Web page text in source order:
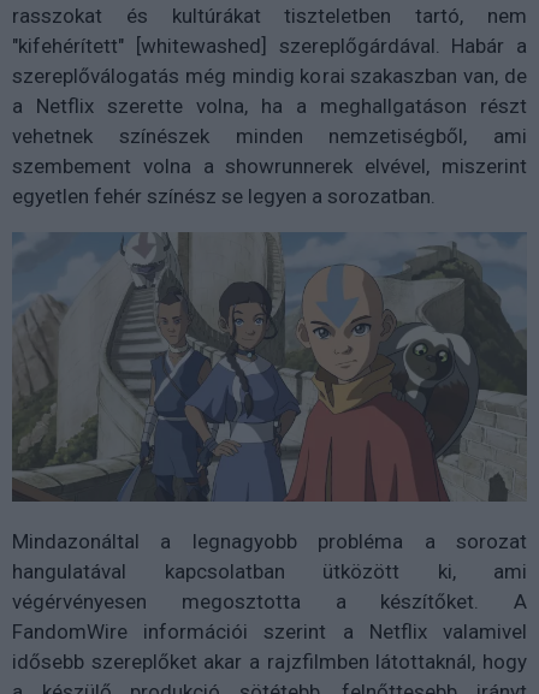
rasszokat és kultúrákat tiszteletben tartó, nem
"kifehérített" [whitewashed] szereplőgárdával. Habár a
szereplőválogatás még mindig korai szakaszban van, de
a Netflix szerette volna, ha a meghallgatáson részt
vehetnek színészek minden nemzetiségből, ami
szembement volna a showrunnerek elvével, miszerint
egyetlen fehér színész se legyen a sorozatban.
Mindazonáltal a legnagyobb probléma a sorozat
hangulatával kapcsolatban ütközött ki, ami
végérvényesen megosztotta a készítőket. A
FandomWire információi szerint a Netflix valamivel
idősebb szereplőket akar a rajzfilmben látottaknál, hogy